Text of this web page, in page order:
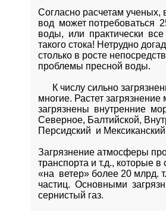
Согласно расчетам ученых,
вод  может потребоваться
воды,  или  практически
такого стока! Нетрудно
столько в росте
проблемы пресной воды.
К числу сильно
многие. Растет
загрязнены  внутренние
Северное, Балтийской,
Персидский  и
Загрязнение атмосферы
транспорта и т.д., которые
«на  ветер» более 20 млрд.
частиц.  Основными
сернистый газ.